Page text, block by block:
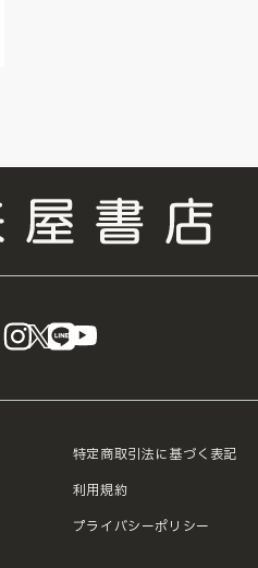
instagram
X LINE
特定商取引法に基づく表記
利用規約
プライバシーポリシー